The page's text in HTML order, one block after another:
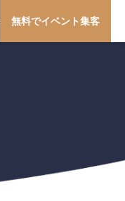
無料でイベント集客